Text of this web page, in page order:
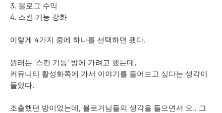
3. 블로그 수익
4. 스킨 기능 강화
이렇게 4가지 중에 하나를 선택하면 됐다.
원래는 '스킨 기능' 방에 가려고 했는데,
커뮤니티 활성화쪽에 가서 이야기를 들어보고 싶다는 생각이
들었다.
조촐했던 방이었는데, 블로거님들의 생각을 들으면서 오.. 그